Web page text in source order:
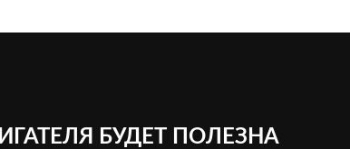
БУДЕТ ПОЛЕЗНА